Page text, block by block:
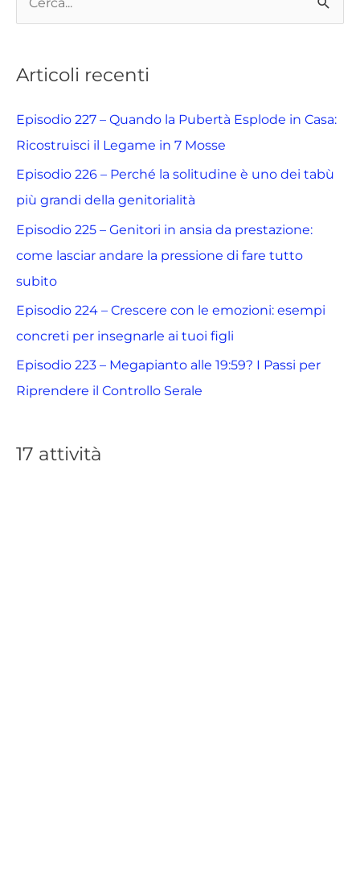
c
Articoli recenti
Episodio 227 – Quando la Pubertà Esplode in Casa:
Ricostruisci il Legame in 7 Mosse
Episodio 226 – Perché la solitudine è uno dei tabù
più grandi della genitorialità
Episodio 225 – Genitori in ansia da prestazione:
come lasciar andare la pressione di fare tutto
subito
Episodio 224 – Crescere con le emozioni: esempi
concreti per insegnarle ai tuoi figli
Episodio 223 – Megapianto alle 19:59? I Passi per
Riprendere il Controllo Serale
17 attività